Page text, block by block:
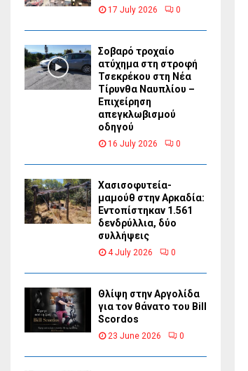
17 July 2026 0
Σοβαρό τροχαίο
ατύχημα στη στροφή
Τσεκρέκου στη Νέα
Τίρυνθα Ναυπλίου –
Επιχείρηση
απεγκλωβισμού
οδηγού
16 July 2026 0
Χασισοφυτεία-
μαμούθ στην Αρκαδία:
Εντοπίστηκαν 1.561
δενδρύλλια, δύο
συλλήψεις
4 July 2026 0
Θλίψη στην Αργολίδα
για τον θάνατο του Bill
Scordos
23 June 2026 0